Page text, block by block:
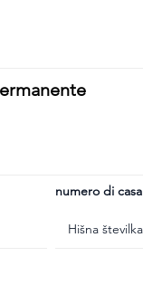
numero di casa